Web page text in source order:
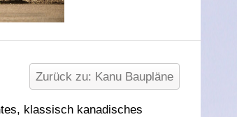
Zurück zu: Kanu Baupläne
klassisch kanadisches